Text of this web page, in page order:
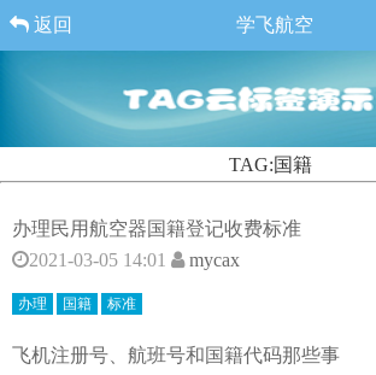
返回 学飞航空
TAG:国籍
办理民用航空器国籍登记收费标准
2021-03-05 14:01
mycax
办理 国籍 标准
飞机注册号、航班号和国籍代码那些事